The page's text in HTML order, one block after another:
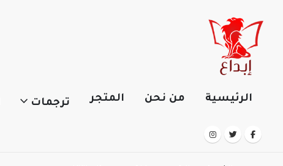
الرئيسية من نحن المتجر ترجمات